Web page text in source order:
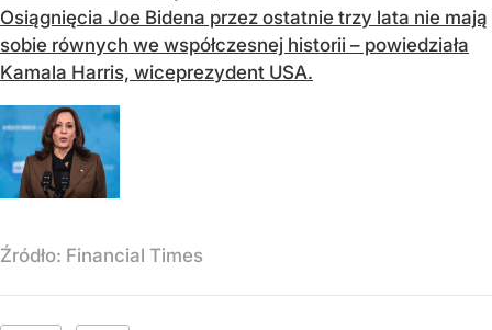
Osiągnięcia Joe Bidena przez ostatnie trzy lata nie mają
sobie równych we współczesnej historii – powiedziała
Kamala Harris, wiceprezydent USA.
Źródło: Financial Times